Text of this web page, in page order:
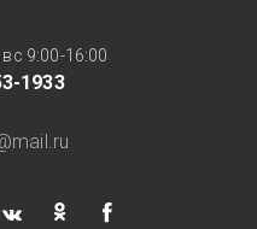
9:00-16:00
1933